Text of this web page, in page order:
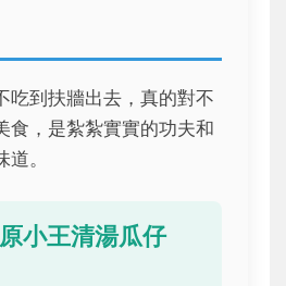
吃到扶牆出去，真的對不
食，是紮紮實實的功夫和
。
小王清湯瓜仔